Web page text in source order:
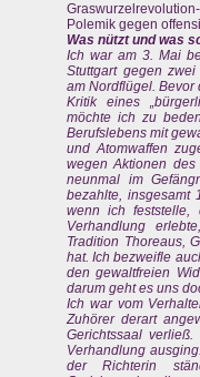
Polemik gegen
Was nützt und was
Ich war am 3. Mai
Stuttgart gegen
am Nordflügel.
Kritik eines
möchte ich zu
Berufslebens mit
und Atomwaffen
wegen Aktionen des
neunmal im
bezahlte, insgesamt
wenn ich
Verhandlung
Tradition Thoreaus,
hat. Ich bezweifle
den gewaltfreien
darum geht es uns
Ich war vom
Zuhörer derart
Gerichtssaal
Verhandlung
der Richterin